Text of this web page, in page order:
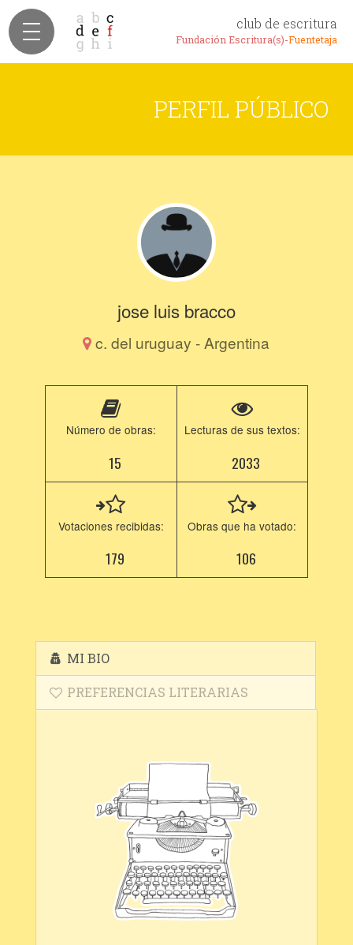
club de escritura
Fundación Escritura(s)-Fuentetaja
PERFIL PÚBLICO
jose luis bracco
c. del uruguay - Argentina
Número de obras:
15
Lecturas de sus textos:
2033
Votaciones recibidas:
179
Obras que ha votado:
106
MI BIO
PREFERENCIAS LITERARIAS